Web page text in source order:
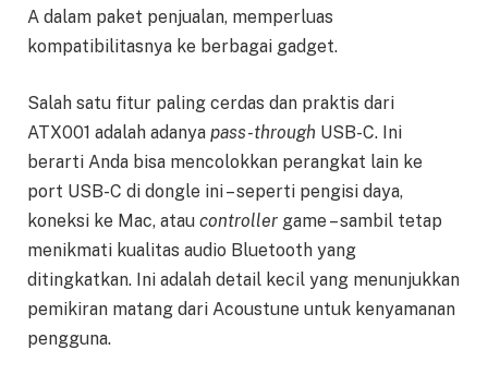
A dalam paket penjualan, memperluas
kompatibilitasnya ke berbagai gadget.
Salah satu fitur paling cerdas dan praktis dari
ATX001 adalah adanya pass-through USB-C. Ini
berarti Anda bisa mencolokkan perangkat lain ke
port USB-C di dongle ini – seperti pengisi daya,
koneksi ke Mac, atau controller game – sambil tetap
menikmati kualitas audio Bluetooth yang
ditingkatkan. Ini adalah detail kecil yang menunjukkan
pemikiran matang dari Acoustune untuk kenyamanan
pengguna.